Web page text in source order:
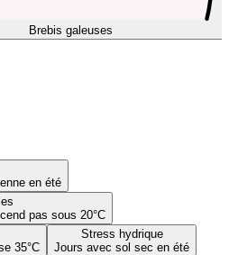
Brebis galeuses
en été
pas sous 20°C
35°C
Stress hydrique
Jours avec sol sec en été